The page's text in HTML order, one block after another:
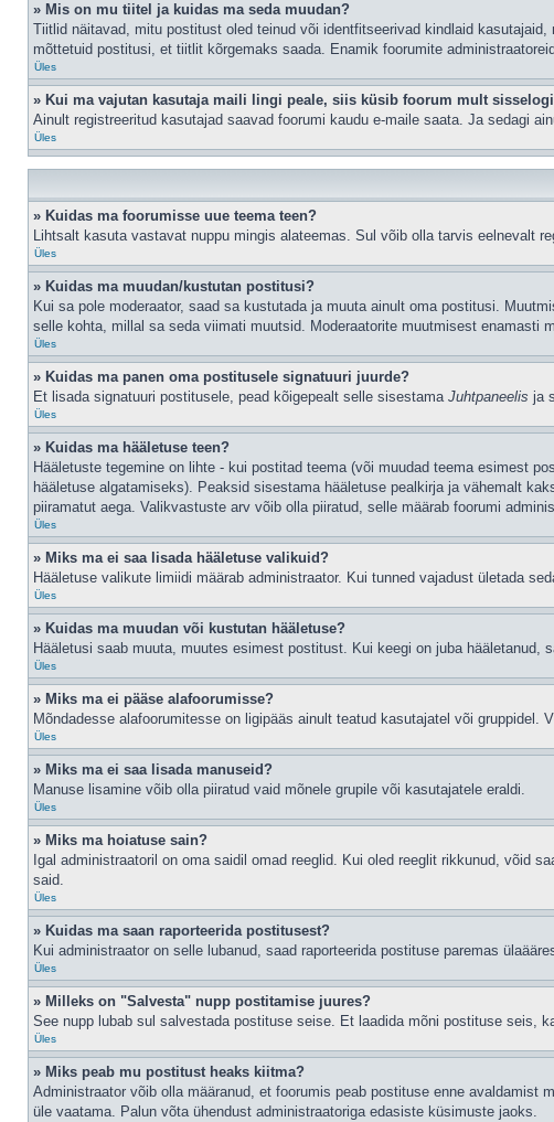
» Mis on mu tiitel ja kuidas ma seda muudan?
Tiitlid näitavad, mitu postitust oled teinud või identfitseerivad kindlaid
mõttetuid postitusi, et tiitlit kõrgemaks saada. Enamik foorumite
Üles
» Kui ma vajutan kasutaja maili lingi peale, siis küsib foorum mult
Ainult registreeritud kasutajad saavad foorumi kaudu e-maile saata. Ja sedagi
Üles
» Kuidas ma foorumisse uue teema teen?
Lihtsalt kasuta vastavat nuppu mingis alateemas. Sul võib olla tarvis eelnevalt
Üles
» Kuidas ma muudan/kustutan postitusi?
Kui sa pole moderaator, saad sa kustutada ja muuta ainult oma postitusi.
selle kohta, millal sa seda viimati muutsid. Moderaatorite muutmisest enamasti
Üles
» Kuidas ma panen oma postitusele signatuuri juurde?
Et lisada signatuuri postitusele, pead kõigepealt selle sisestama Juhtpaneelis ja
Üles
» Kuidas ma hääletuse teen?
Hääletuste tegemine on lihte - kui postitad teema (või muudad teema esimest
hääletuse algatamiseks). Peaksid sisestama hääletuse pealkirja ja vähemalt
piiramatut aega. Valikvastuste arv võib olla piiratud, selle määrab foorumi
Üles
» Miks ma ei saa lisada hääletuse valikuid?
Hääletuse valikute limiidi määrab administraator. Kui tunned vajadust ületada
Üles
» Kuidas ma muudan või kustutan hääletuse?
Hääletusi saab muuta, muutes esimest postitust. Kui keegi on juba hääletanud,
Üles
» Miks ma ei pääse alafoorumisse?
Mõndadesse alafoorumitesse on ligipääs ainult teatud kasutajatel või gruppidel.
Üles
» Miks ma ei saa lisada manuseid?
Manuse lisamine võib olla piiratud vaid mõnele grupile või kasutajatele eraldi.
Üles
» Miks ma hoiatuse sain?
Igal administraatoril on oma saidil omad reeglid. Kui oled reeglit rikkunud, võid
said.
Üles
» Kuidas ma saan raporteerida postitusest?
Kui administraator on selle lubanud, saad raporteerida postituse paremas
Üles
» Milleks on "Salvesta" nupp postitamise juures?
See nupp lubab sul salvestada postituse seise. Et laadida mõni postituse seis,
Üles
» Miks peab mu postitust heaks kiitma?
Administraator võib olla määranud, et foorumis peab postituse enne
üle vaatama. Palun võta ühendust administraatoriga edasiste küsimuste jaoks.